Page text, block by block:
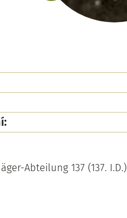
Abteilung 137 (137. I.D.)